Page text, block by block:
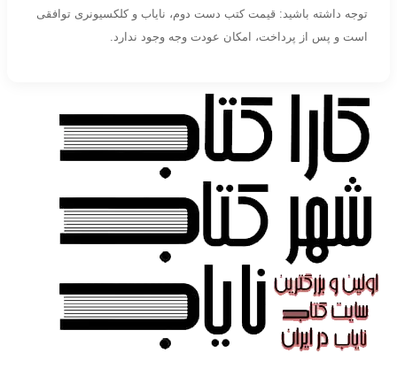
توجه داشته باشید: قیمت کتب دست دوم، نایاب و کلکسیونری توافقی
است و پس از پرداخت، امکان عودت وجه وجود ندارد.